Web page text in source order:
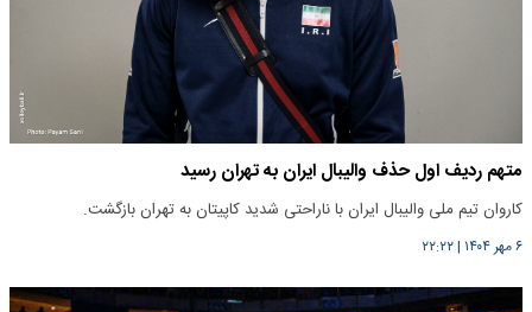
متهم ردیف اول حذف والیبال ایران به تهران رسید
کاروان تیم ملی والیبال ایران با ناراحتی شدید کاپیتان به تهران بازگشت.
۶ مهر ۱۴۰۴ |۲۲:۲۲